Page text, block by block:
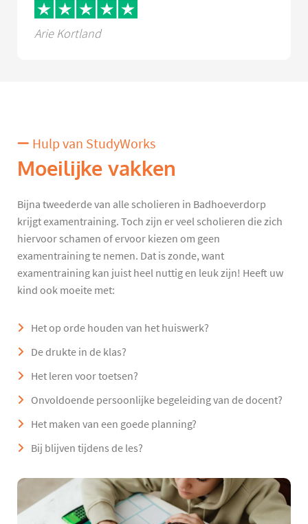
Arie Kortland
Hulp van StudyWorks
Moeilijke vakken
Bijna tweederde van alle scholieren in Badhoeverdorp
krijgt examentraining. Toch zijn er veel scholieren die zich
hiervoor schamen of ervoor kiezen om geen
examentraining te nemen. Dat is zonde, want
examentraining kan juist heel nuttig en leuk zijn! Heeft uw
kind ook moeite met:
Het op orde houden van het huiswerk?
De drukte in de klas?
Het leren voor toetsen?
Onvoldoende persoonlijke begeleiding van de docent?
Het maken van een goede planning?
Bij blijven tijdens de les?